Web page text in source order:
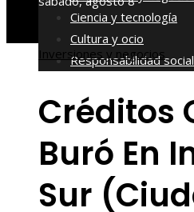
Ciencia y tecnología
Cultura y ocio
Responsabilidad social
Inversiones y negocios
Créditos
Buró En
Sur